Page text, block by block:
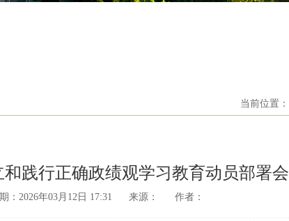
当前位置：
践行正确政绩观学习教育动员部署会
：2026年03月12日 17:31 来源： 作者：